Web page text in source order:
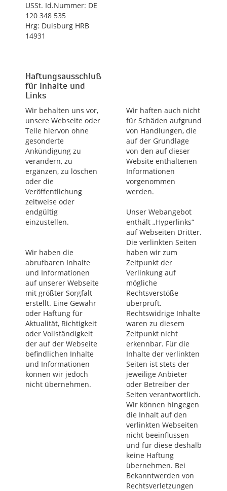
USSt. Id.Nummer: DE
120 348 535
Hrg: Duisburg HRB
14931
Haftungsausschluß
für Inhalte und
Links
Wir behalten uns vor,
unsere Webseite oder
Teile hiervon ohne
gesonderte
Ankündigung zu
verändern, zu
ergänzen, zu löschen
oder die
Veröffentlichung
zeitweise oder
endgültig
einzustellen.
Wir haben die
abrufbaren Inhalte
und Informationen
auf unserer Webseite
mit größter Sorgfalt
erstellt. Eine Gewähr
oder Haftung für
Aktualität, Richtigkeit
oder Vollständigkeit
der auf der Webseite
befindlichen Inhalte
und Informationen
können wir jedoch
nicht übernehmen.
Wir haften auch nicht
für Schäden aufgrund
von Handlungen, die
auf der Grundlage
von den auf dieser
Website enthaltenen
Informationen
vorgenommen
werden.
Unser Webangebot
enthält „Hyperlinks“
auf Webseiten Dritter.
Die verlinkten Seiten
haben wir zum
Zeitpunkt der
Verlinkung auf
mögliche
Rechtsverstöße
überprüft.
Rechtswidrige Inhalte
waren zu diesem
Zeitpunkt nicht
erkennbar. Für die
Inhalte der verlinkten
Seiten ist stets der
jeweilige Anbieter
oder Betreiber der
Seiten verantwortlich.
Wir können hingegen
die Inhalt auf den
verlinkten Webseiten
nicht beeinflussen
und für diese deshalb
keine Haftung
übernehmen. Bei
Bekanntwerden von
Rechtsverletzungen